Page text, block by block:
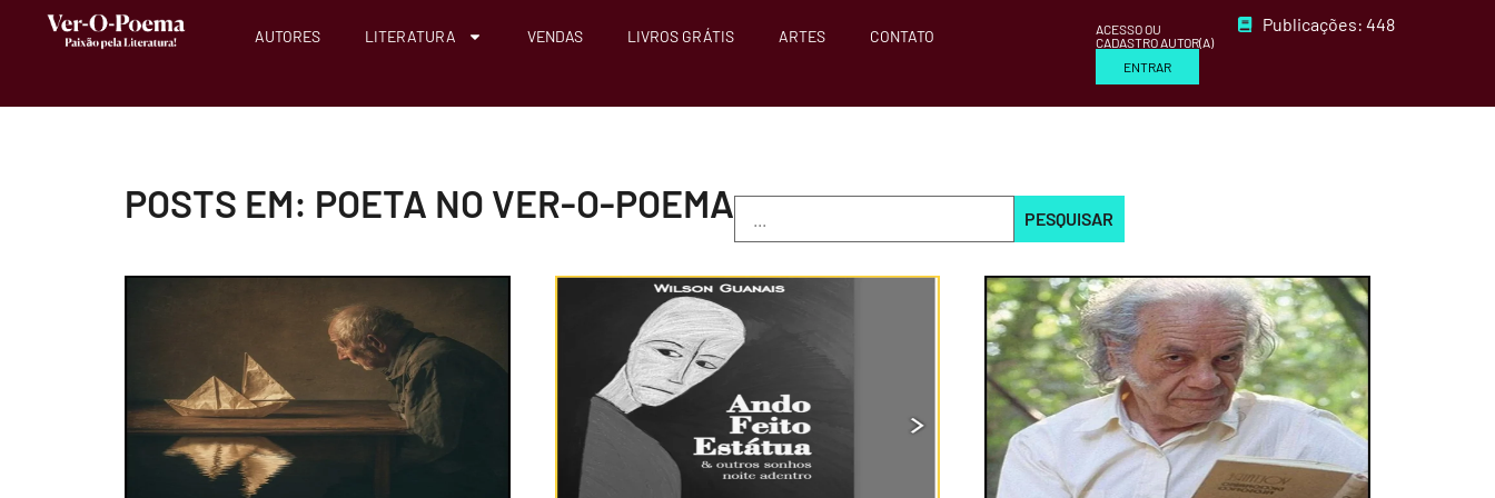
AUTORES LITERATURA VENDAS LIVROS GRÁTIS ARTES CONTATO
ACESSO OU
CADASTRO AUTOR(A)
ENTRAR
Publicações: 448
POSTS EM: POETA NO VER-O-POEMA PESQUISAR